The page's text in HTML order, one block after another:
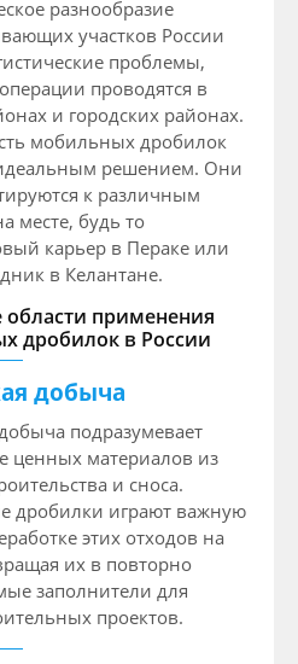
разнообразие
участков России
проблемы,
проводятся в
и городских районах.
мобильных дробилок
решением. Они
к различным
месте, будь то
карьер в Пераке или
в Келантане.
применения
дробилок в России
добыча
подразумевает
ценных материалов из
и сноса.
дробилки играют важную
этих отходов на
их в повторно
заполнители для
проектов.